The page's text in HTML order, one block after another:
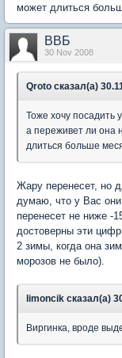
может длиться
ВВБ
30 Nov 2008
Qroto сказал(а)
Тоже хочу посадить
а переживет ли она
длиться больше
Жару перенесет, но
думаю, что у Вас
перенесет не ниже -
достоверны эти
2 зимы, когда она
морозов не было).
limoncik сказал(а)
Виргинка, вроде